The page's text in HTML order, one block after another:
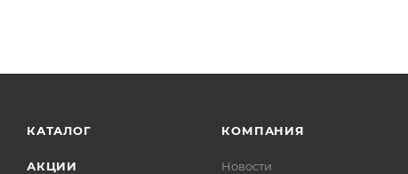
КАТАЛОГ
АКЦИИ
КОМПАНИЯ
Новости